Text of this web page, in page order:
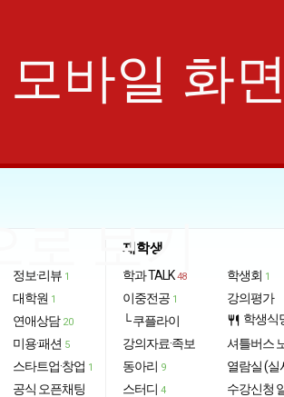
모바일 화
으로 보기
정보·리뷰 1
대학원 1
연애상담 20
미용·패션 5
스타트업·창업 1
공식 오픈채팅
재학생
학과 TALK 48
이중전공 1
└ 쿠플라이
강의자료·족보
동아리 9
스터디 4
학생회 1
강의평가
restaurant 학생식
셔틀버스
열람실 (실
수강신청